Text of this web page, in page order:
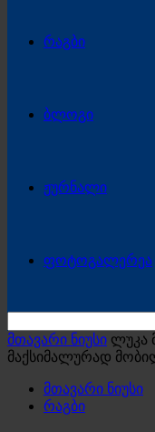
რაგბი
ბლოგი
ჟურნალი
ფოტოგალერეა
მთავარი ნიუსი ლუკა
მაქსიმალურად
მთავარი ნიუსი
რაგბი